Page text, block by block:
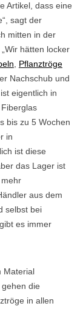
Artikel, dass eine
sagt der
mitten in der
hätten locker
Pflanztröge
Nachschub und
eigentlich in
bis zu 5 Wochen
in
ist diese
das Lager ist
aus dem
selbst bei
es immer
Material
die
in allen